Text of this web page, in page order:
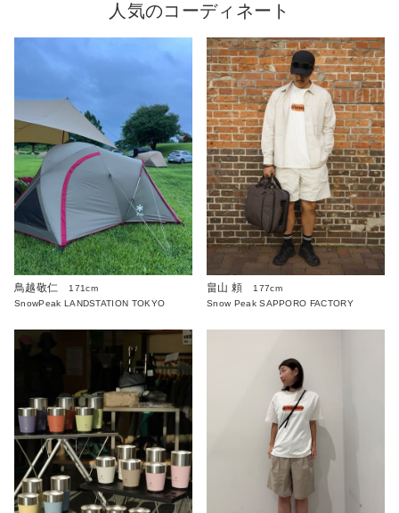
人気のコーディネート
鳥越敬仁
171cm
SnowPeak LANDSTATION TOKYO
畠山 頼
177cm
Snow Peak SAPPORO FACTORY